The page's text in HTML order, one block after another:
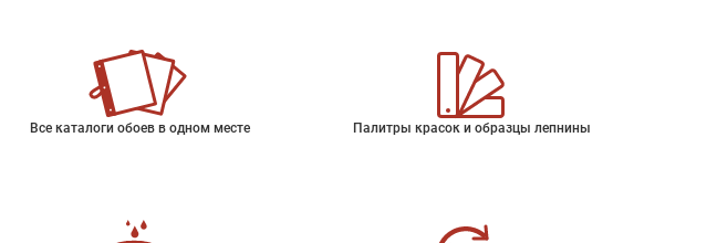
Все каталоги обоев в одном месте Палитры красок и образцы лепнины